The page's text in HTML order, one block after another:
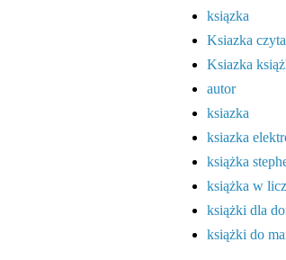
ksiązka
Ksiazka
Ksiazka
autor
ksiazka
ksiazka
książka
książka w
książki dla
książki do